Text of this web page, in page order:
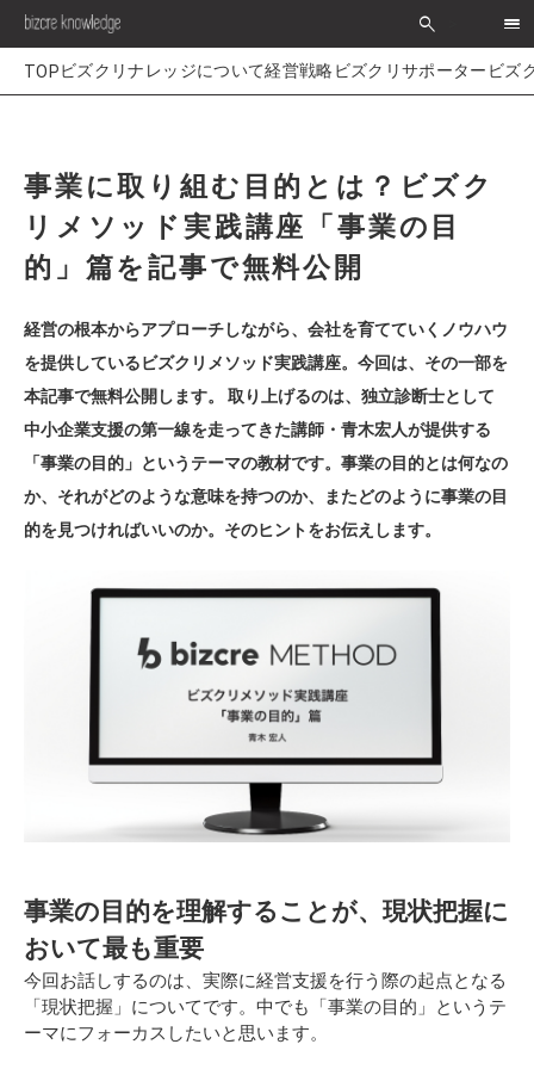
search
経営戦略ビズクリサポーター ビズ
事業に取り組む目的とは？ビズク
リメソッド実践講座「事業の目
的」篇を記事で無料公開
経営の根本からアプローチしながら、会社を育てていくノウハウ
を提供しているビズクリメソッド実践講座。今回は、その一部を
本記事で無料公開します。 取り上げるのは、独立診断士として
中小企業支援の第一線を走ってきた講師・青木宏人が提供する
「事業の目的」というテーマの教材です。事業の目的とは何なの
か、それがどのような意味を持つのか、またどのように事業の目
的を見つければいいのか。そのヒントをお伝えします。
事業の目的を理解することが、現状把握に
おいて最も重要
今回お話しするのは、実際に経営支援を行う際の起点となる
「現状把握」についてです。中でも「事業の目的」というテ
ーマにフォーカスしたいと思います。